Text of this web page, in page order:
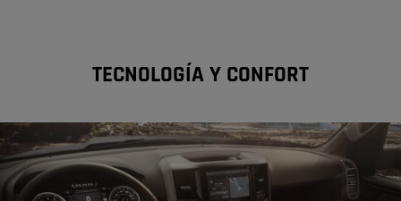
TECNOLOGÍA Y CONFORT